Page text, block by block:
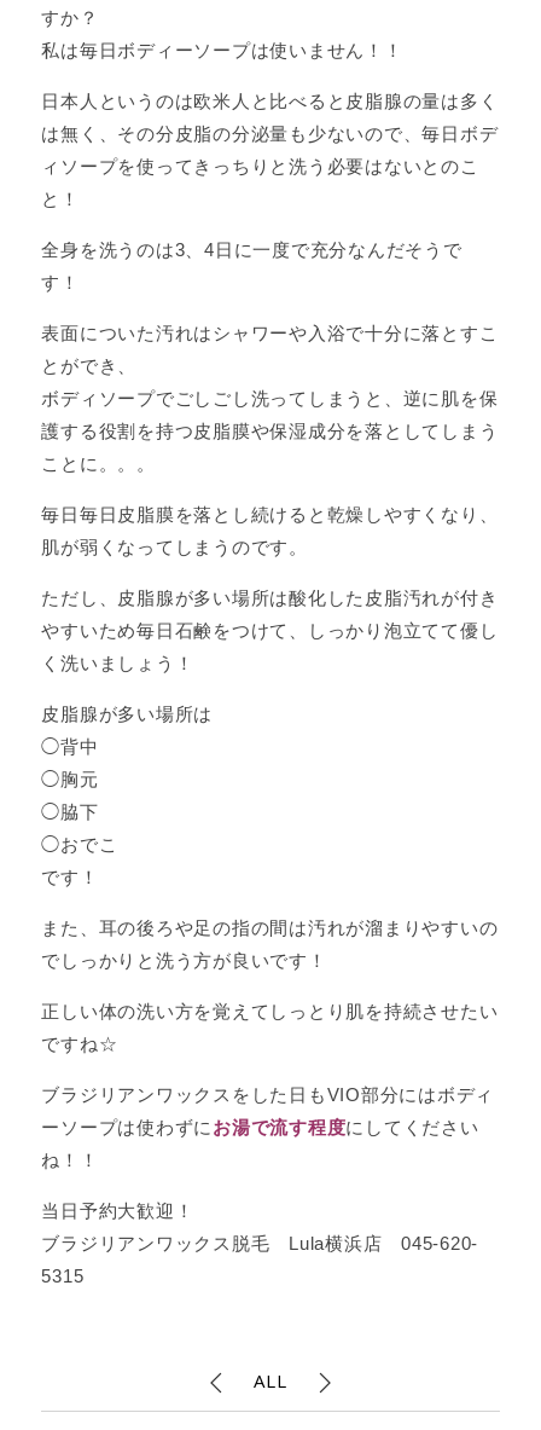
すか？
私は毎日ボディーソープは使いません！！
日本人というのは欧米人と比べると皮脂腺の量は多く
は無く、その分皮脂の分泌量も少ないので、毎日ボデ
ィソープを使ってきっちりと洗う必要はないとのこ
と！
全身を洗うのは3、4日に一度で充分なんだそうで
す！
表面についた汚れはシャワーや入浴で十分に落とすこ
とができ、
ボディソープでごしごし洗ってしまうと、逆に肌を保
護する役割を持つ皮脂膜や保湿成分を落としてしまう
ことに。。。
毎日毎日皮脂膜を落とし続けると乾燥しやすくなり、
肌が弱くなってしまうのです。
ただし、皮脂腺が多い場所は酸化した皮脂汚れが付き
やすいため毎日石鹸をつけて、しっかり泡立てて優し
く洗いましょう！
皮脂腺が多い場所は
◯背中
◯胸元
◯脇下
◯おでこ
です！
また、耳の後ろや足の指の間は汚れが溜まりやすいの
でしっかりと洗う方が良いです！
正しい体の洗い方を覚えてしっとり肌を持続させたい
ですね☆
ブラジリアンワックスをした日もVIO部分にはボディ
ーソープは使わずに お湯で流す程度にしてください
ね！！
当日予約大歓迎！
ブラジリアンワックス脱毛 Lula横浜店 045-620-
5315
ALL